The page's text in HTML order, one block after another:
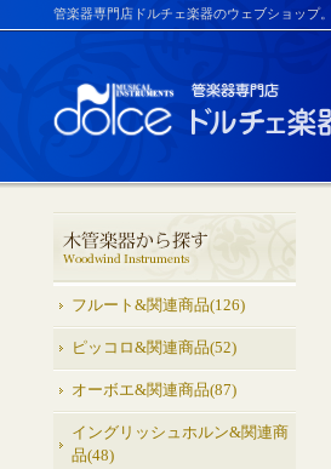
管楽器専門店ドルチェ楽器のウェブショップ
フルート&関連商品(126)
ピッコロ&関連商品(52)
オーボエ&関連商品(87)
イングリッシュホルン&関連商
品(48)